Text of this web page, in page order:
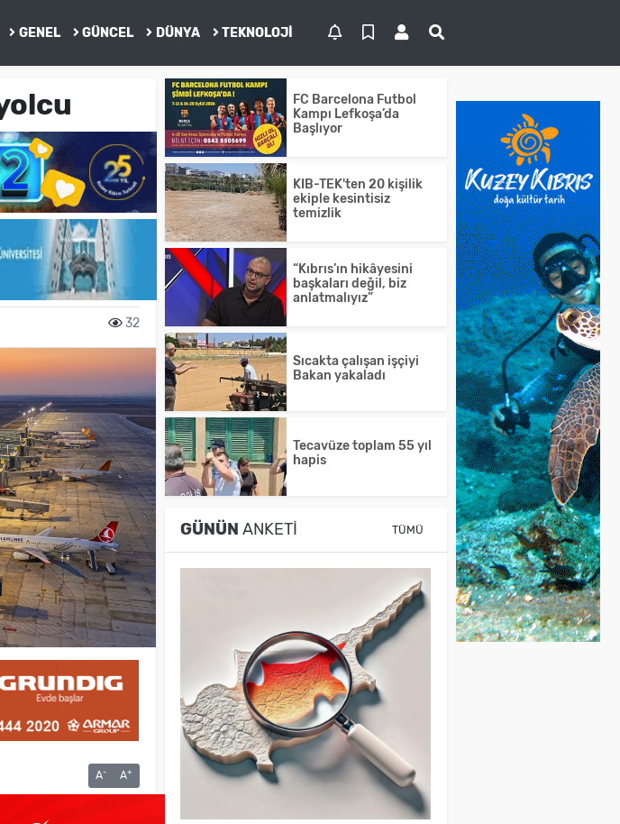
GENEL GÜNCEL DÜNYA TEKNOLOJI
32
A- A+
FC Barcelona Futbol
Kampı Lefkoşa’da
Başlıyor
KIB-TEK'ten 20 kişilik
ekiple kesintisiz
temizlik
“Kıbrıs’ın hikâyesini
başkaları değil, biz
anlatmalıyız”
Sıcakta çalışan işçiyi
Bakan yakaladı
Tecavüze toplam 55 yıl
hapis
GÜNÜN ANKETI TÜMÜ